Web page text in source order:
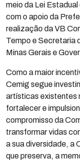
meio da Lei
com o apoio da
realização da VB
Tempo e Secretaria
Minas Gerais e
Como a maior
Cemig segue
artísticas existentes
fortalecer e
compromisso da
transformar vidas
a sua diversidade, a
que preserva, a